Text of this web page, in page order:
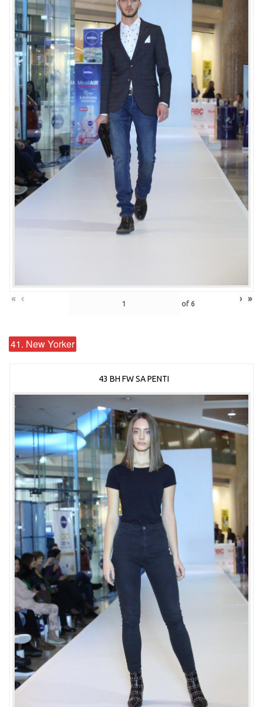
« ‹ of 6 › »
41. New Yorker
43 BH FW SA PENTI